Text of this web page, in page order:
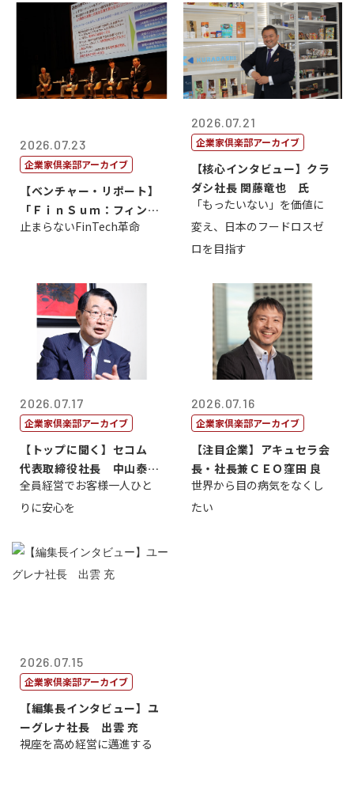
2026.07.23
企業家倶楽部アーカイブ
【ベンチャー・リポート】
「ＦｉｎＳｕｍ：フィンテ
ック・サミッ...
止まらないFinTech革命
2026.07.21
企業家倶楽部アーカイブ
【核心インタビュー】クラ
ダシ社長 関藤竜也 氏
「もったいない」を価値に
変え、日本のフードロスゼ
ロを目指す
2026.07.17
企業家倶楽部アーカイブ
【トップに聞く】セコム
代表取締役社長 中山泰
男
全員経営でお客様一人ひと
りに安心を
2026.07.16
企業家倶楽部アーカイブ
【注目企業】アキュセラ会
長・社長兼ＣＥＯ窪田 良
世界から目の病気をなくし
たい
2026.07.15
企業家倶楽部アーカイブ
【編集長インタビュー】ユ
ーグレナ社長 出雲 充
視座を高め経営に邁進する